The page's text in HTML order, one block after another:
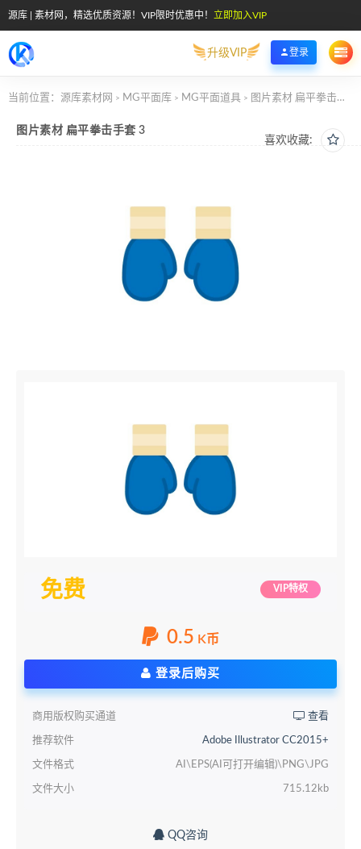
源库 | 素材网，精选优质资源！VIP限时优惠中！ 立即加入VIP
升级VIP 登录
当前位置： 源库素材网 > MG平面库 > MG平面道具 > 图片素材 扁平拳击手套 3
喜欢收藏:
图片素材 扁平拳击手套 3
免费 VIP特权
0.5 K币
登录后购买
商用版权购买通道 查看
推荐软件 Adobe Illustrator CC2015+
文件格式 AI\EPS(AI可打开编辑)\PNG\JPG
文件大小 715.12kb
QQ咨询